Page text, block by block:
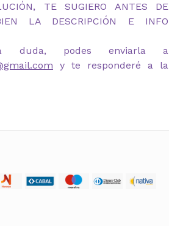
TE SUGIERO ANTES DE
LA DESCRIPCIÓN E INFO
duda, podes enviarla a
y te responderé a la